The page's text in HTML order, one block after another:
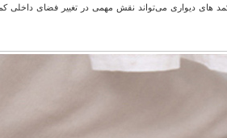
های دیواری می‌تواند نقش مهمی در تغییر فضای داخلی